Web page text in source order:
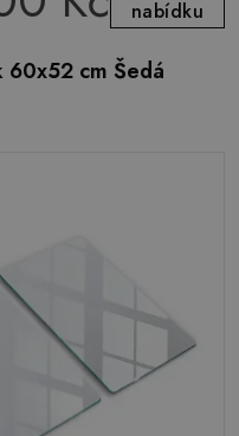
nabídku
60x52 cm Šedá